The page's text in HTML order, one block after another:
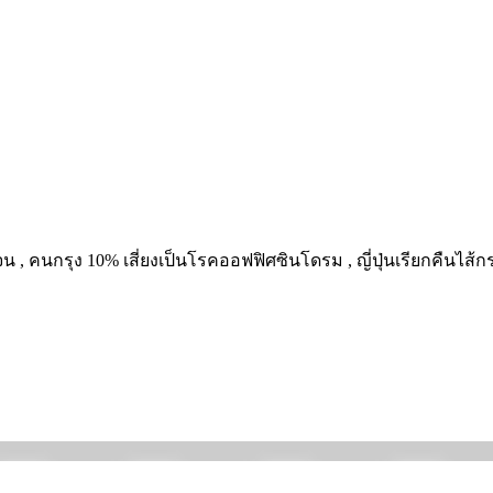
น , คนกรุง 10% เสี่ยงเป็นโรคออฟฟิศซินโดรม , ญี่ปุ่นเรียกคืนไ